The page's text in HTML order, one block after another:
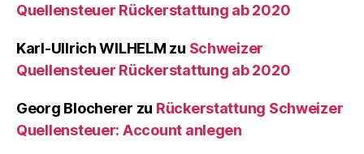
Quellensteuer Rückerstattung ab 2020
Karl-Ullrich WILHELM zu Schweizer
Quellensteuer Rückerstattung ab 2020
Georg Blocherer zu Rückerstattung Schweizer
Quellensteuer: Account anlegen